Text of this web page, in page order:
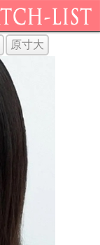
原寸大